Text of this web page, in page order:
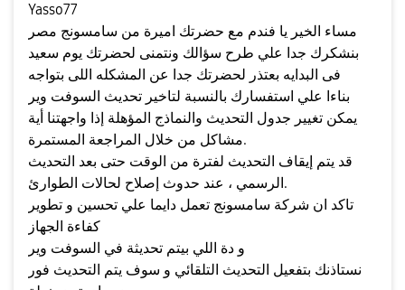
Yasso77
مساء الخير يا فندم مع حضرتك اميرة من سامسونج مصر
بنشكرك جدا علي طرح سؤالك ونتمنى لحضرتك يوم سعيد
فى البدايه بعتذر لحضرتك جدا عن المشكله اللى بتواجه
بناءا علي استفسارك بالنسبة لتاخير تحديث السوفت وير
يمكن تغيير جدول التحديث والنماذج المؤهلة إذا واجهتنا أية
مشاكل من خلال المراجعة المستمرة.
قد يتم إيقاف التحديث لفترة من الوقت حتى بعد التحديث
الرسمي ، عند حدوث إصلاح لحالات الطوارئ .
تاكد ان شركة سامسونج تعمل دايما علي تحسين و تطوير
نستاذنك بتفعيل التحديث التلقائي و سوف يتم التحديث فور